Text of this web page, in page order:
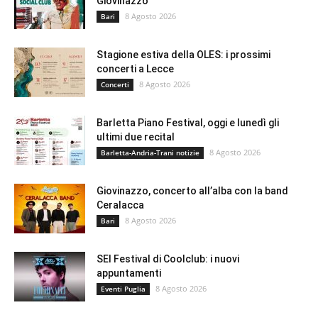
Bari 8 Agosto 2026
Stagione estiva della OLES: i prossimi
concerti a Lecce
Concerti 8 Agosto 2026
Barletta Piano Festival, oggi e lunedì gli
ultimi due recital
Barletta-Andria-Trani notizie 8 Agosto 2026
Giovinazzo, concerto all’alba con la band
Ceralacca
Bari 8 Agosto 2026
SEI Festival di Coolclub: i nuovi
appuntamenti
Eventi Puglia 8 Agosto 2026